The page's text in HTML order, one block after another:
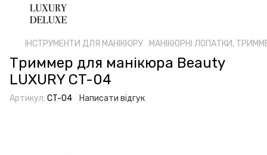
ІНСТРУМЕНТИ ДЛЯ МАНІКЮРУ МАНІКЮРНІ ЛОПАТКИ,
Триммер для манікюра Beauty
LUXURY CT-04
Артикул: CT-04 Написати відгук